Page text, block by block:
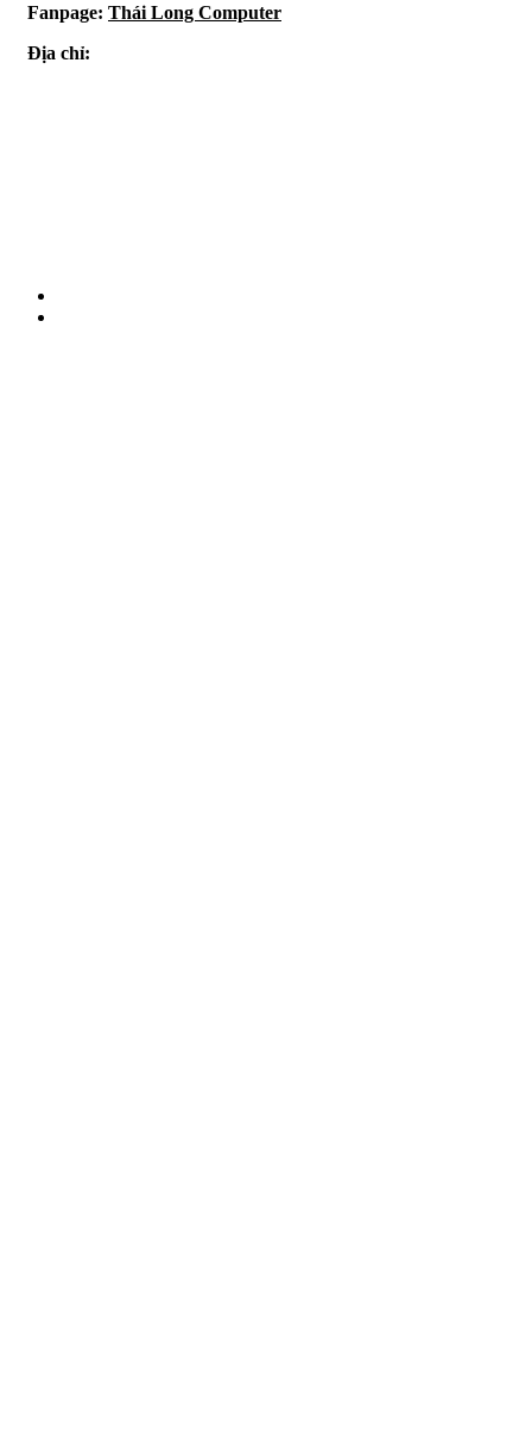
Fanpage: Thái Long Computer
Địa chỉ: